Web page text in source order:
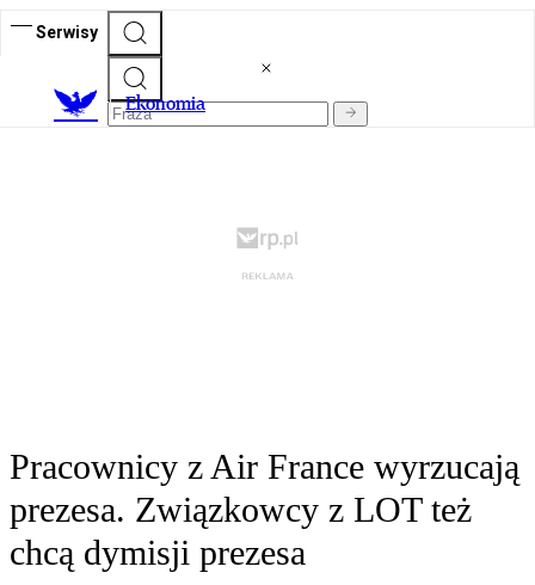
Serwisy
Ekonomia
Pracownicy z Air France wyrzucają
prezesa. Związkowcy z LOT też
chcą dymisji prezesa